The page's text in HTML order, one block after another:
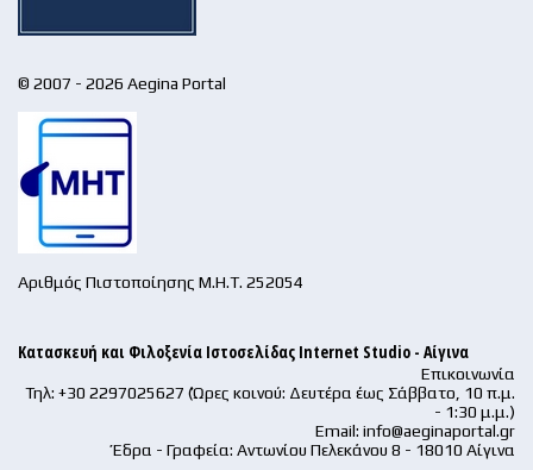
© 2007 - 2026 Aegina Portal
Αριθμός Πιστοποίησης Μ.Η.Τ. 252054
Κατασκευή και Φιλοξενία Ιστοσελίδας Internet Studio - Αίγινα
Επικοινωνία
Τηλ: +30 2297025627 (Ώρες κοινού: Δευτέρα έως Σάββατο, 10 π.μ.
- 1:30 μ.μ.)
Email: info@aeginaportal.gr
Έδρα - Γραφεία: Αντωνίου Πελεκάνου 8 - 18010 Αίγινα